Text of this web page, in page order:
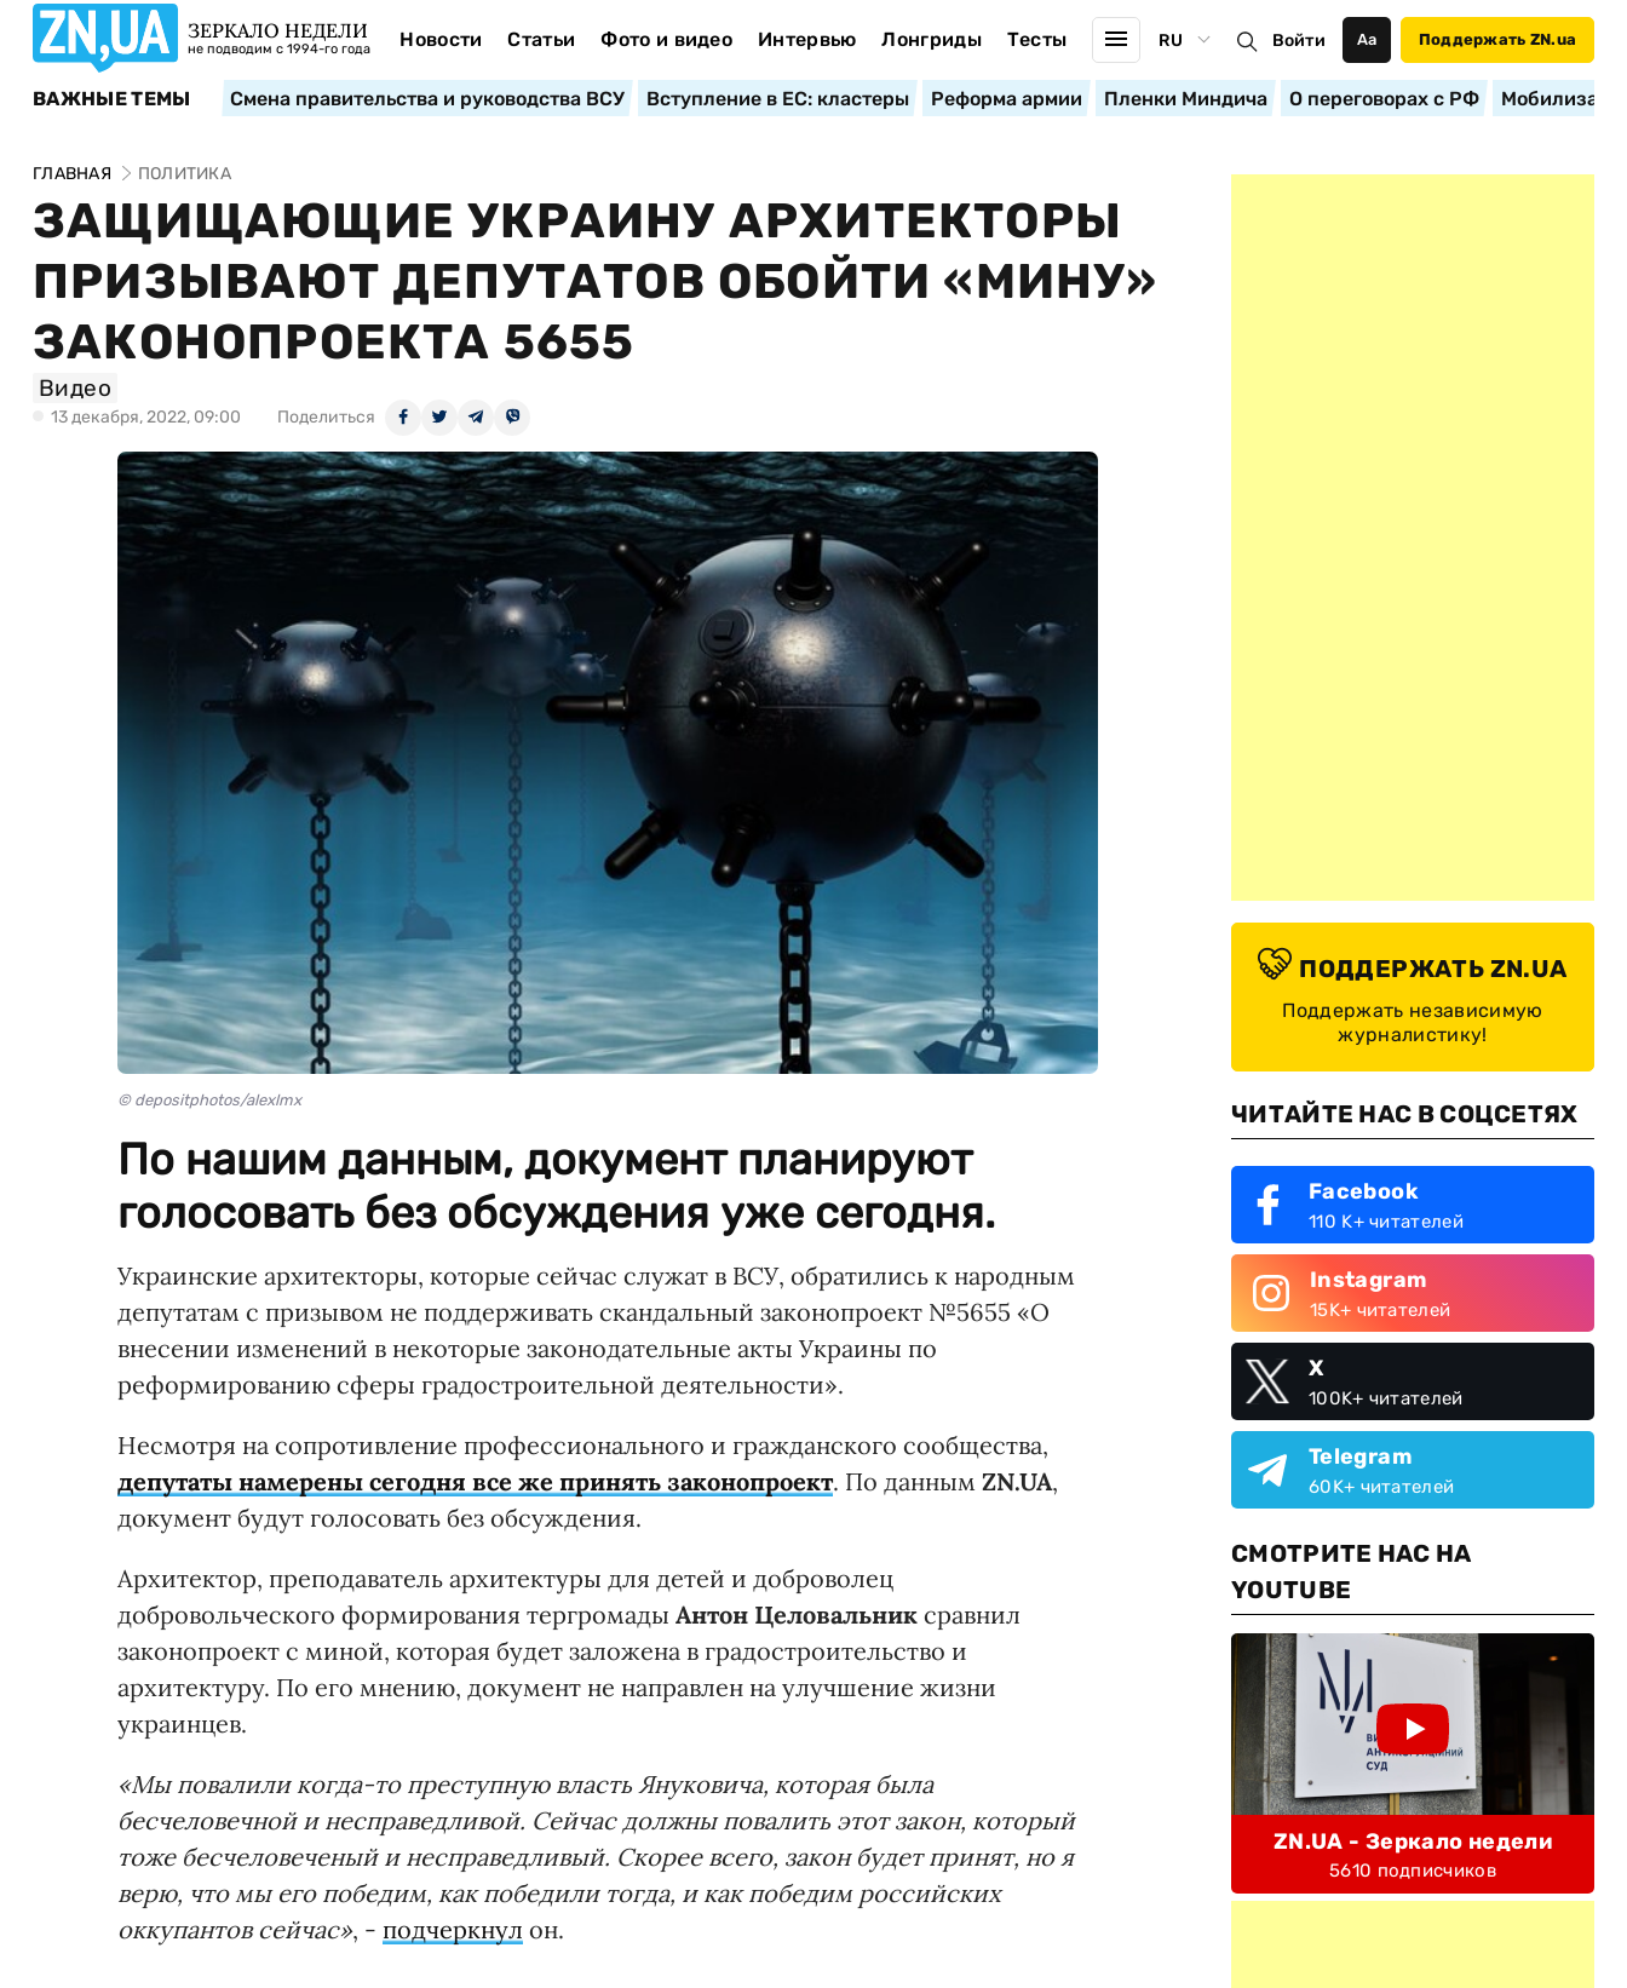
ЗЕРКАЛО НЕДЕЛИ
не подводим с 1994-го года Новости Статьи Фото и видео Интервью Лонгриды Тесты RU Войти Аа Поддержать ZN.ua
ВАЖНЫЕ ТЕМЫ Смена правительства и руководства ВСУ Вступление в ЕС: кластеры Реформа армии Пленки Миндича О переговорах с РФ
ГЛАВНАЯ ПОЛИТИКА
ЗАЩИЩАЮЩИЕ УКРАИНУ АРХИТЕКТОРЫ
ПРИЗЫВАЮТ ДЕПУТАТОВ ОБОЙТИ «МИНУ»
ЗАКОНОПРОЕКТА 5655
Видео
13 декабря, 2022, 09:00 Поделиться
© depositphotos/alexlmx
По нашим данным, документ планируют
голосовать без обсуждения уже сегодня.
Украинские архитекторы, которые сейчас служат в ВСУ, обратились к народным
депутатам с призывом не поддерживать скандальный законопроект №5655 «О
внесении изменений в некоторые законодательные акты Украины по
реформированию сферы градостроительной деятельности».
Несмотря на сопротивление профессионального и гражданского сообщества,
депутаты намерены сегодня все же принять законопроект. По данным ZN.UA,
документ будут голосовать без обсуждения.
Архитектор, преподаватель архитектуры для детей и доброволец
добровольческого формирования тергромады Антон Целовальник сравнил
законопроект с миной, которая будет заложена в градостроительство и
архитектуру. По его мнению, документ не направлен на улучшение жизни
украинцев.
«Мы повалили когда-то преступную власть Януковича, которая была
бесчеловечной и несправедливой. Сейчас должны повалить этот закон, который
тоже бесчеловеченый и несправедливый. Скорее всего, закон будет принят, но я
верю, что мы его победим, как победили тогда, и как победим российских
оккупантов сейчас», - подчеркнул он.
ПОДДЕРЖАТЬ ZN.UA
Поддержать независимую
журналистику!
ЧИТАЙТЕ НАС В СОЦСЕТЯХ
Facebook
110 K+ читателей
Instagram
15K+ читателей
X
100K+ читателей
Telegram
60K+ читателей
СМОТРИТЕ НАС НА
YOUTUBE
ZN.UA - Зеркало недели
5610 подписчиков